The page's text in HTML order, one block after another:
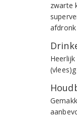
zwarte